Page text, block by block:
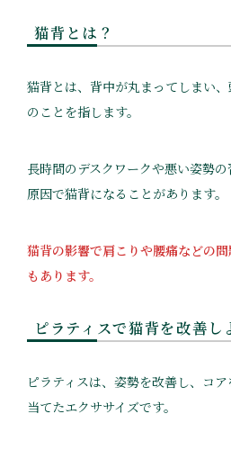
猫背とは？
猫背とは、背中が丸まってしまい
のことを指します。
長時間のデスクワークや悪い姿勢
原因で猫背になることがあります。
猫背の影響で肩こりや腰痛などの
もあります。
ピラティスで猫背を改善し
ピラティスは、姿勢を改善し、コ
当てたエクササイズです。